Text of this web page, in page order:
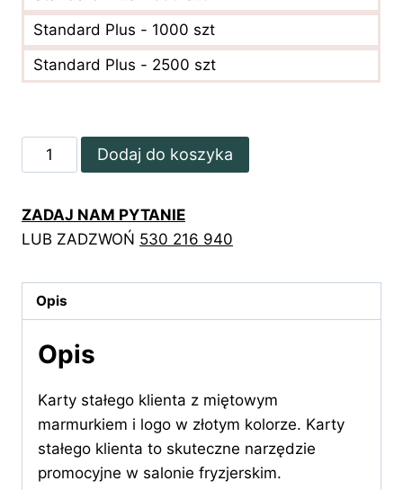
Standard Plus - 1000 szt
Standard Plus - 2500 szt
ilość
Karty
klienta
z
marmurkiem
Dodaj do koszyka
ZADAJ NAM PYTANIE
LUB ZADZWOŃ 530 216 940
Opis
Opis
Karty stałego klienta z miętowym
marmurkiem i logo w złotym kolorze. Karty
stałego klienta to skuteczne narzędzie
promocyjne w salonie fryzjerskim.